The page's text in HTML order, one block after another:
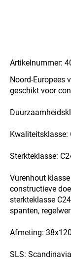
Artikelnummer:
Noord-Europees
geschikt voor
Kwaliteitsklasse:
Sterkteklasse:
Vurenhout
constructieve
sterkteklasse
spanten,
Afmeting:
SLS: